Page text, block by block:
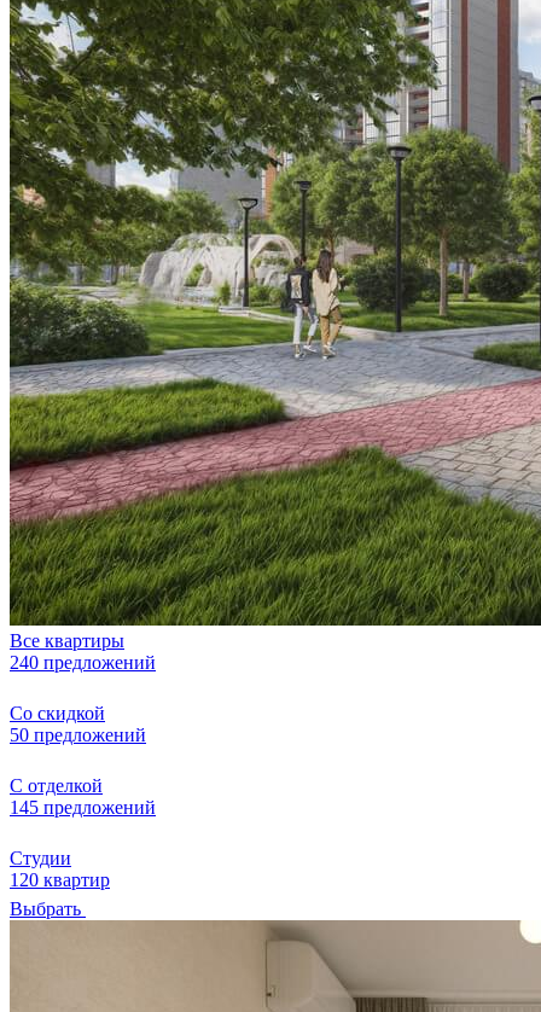
Все квартиры
240 предложений
Со скидкой
50 предложений
С отделкой
145 предложений
Студии
120 квартир
Выбрать